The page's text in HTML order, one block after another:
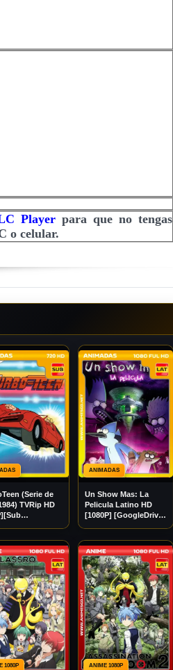
Player para que no tengas
o celular.
(Serie de
TVRip HD
ANIMADAS
Un Show Mas: La
Pelicula Latino HD
[1080P] [GoogleDrive]
1080P ANIME 1080P